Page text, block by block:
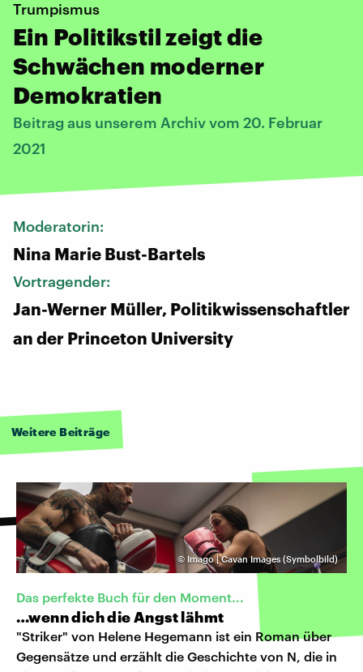
Trumpismus
Ein Politikstil zeigt die
Schwächen moderner
Demokratien
Beitrag aus unserem Archiv vom 20. Februar
2021
Moderatorin:
Nina Marie Bust-Bartels
Vortragender:
Jan-Werner Müller, Politikwissenschaftler
an der Princeton University
Weitere Beiträge
© Imago | Cavan Images (Symbolbild)
Das perfekte Buch für den Moment...
…wenn dich die Angst lähmt
"Striker" von Helene Hegemann ist ein Roman über
Gegensätze und erzählt die Geschichte von N, die in